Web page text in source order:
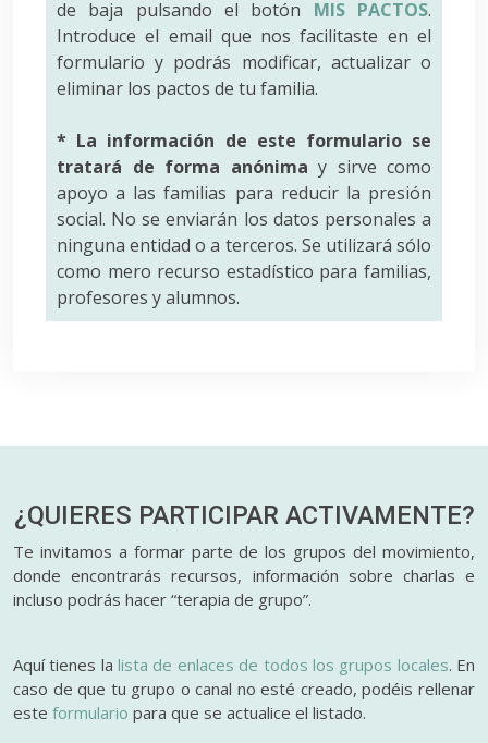
de baja pulsando el botón MIS PACTOS.
Introduce el email que nos facilitaste en el
formulario y podrás modificar, actualizar o
eliminar los pactos de tu familia.
* La información de este formulario se
tratará de forma anónima y sirve como
apoyo a las familias para reducir la presión
social. No se enviarán los datos personales a
ninguna entidad o a terceros. Se utilizará sólo
como mero recurso estadístico para familias,
profesores y alumnos.
¿QUIERES PARTICIPAR ACTIVAMENTE?
Te invitamos a formar parte de los grupos del movimiento,
donde encontrarás recursos, información sobre charlas e
incluso podrás hacer “terapia de grupo”.
Aquí tienes lalista de enlaces de todos los grupos locales. En
caso de que tu grupo o canal no esté creado, podéis rellenar
este formulario para que se actualice el listado.